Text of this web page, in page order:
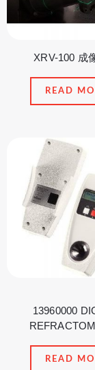
XRV-100 成
READ
13960000
READ